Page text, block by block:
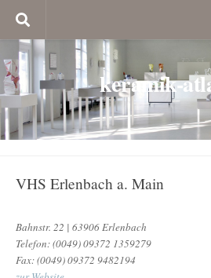
keramik-
VHS Erlenbach a. Main
Bahnstr. 22 | 63906 Erlenbach
Telefon: (0049) 09372 1359279
Fax: (0049) 09372 9482194